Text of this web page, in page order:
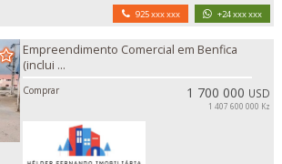
925 xxx xxx +24 xxx xxx
Empreendimento Comercial em Benfica
(inclui ...
Comprar 1 700 000 USD
1 407 600 000 Kz